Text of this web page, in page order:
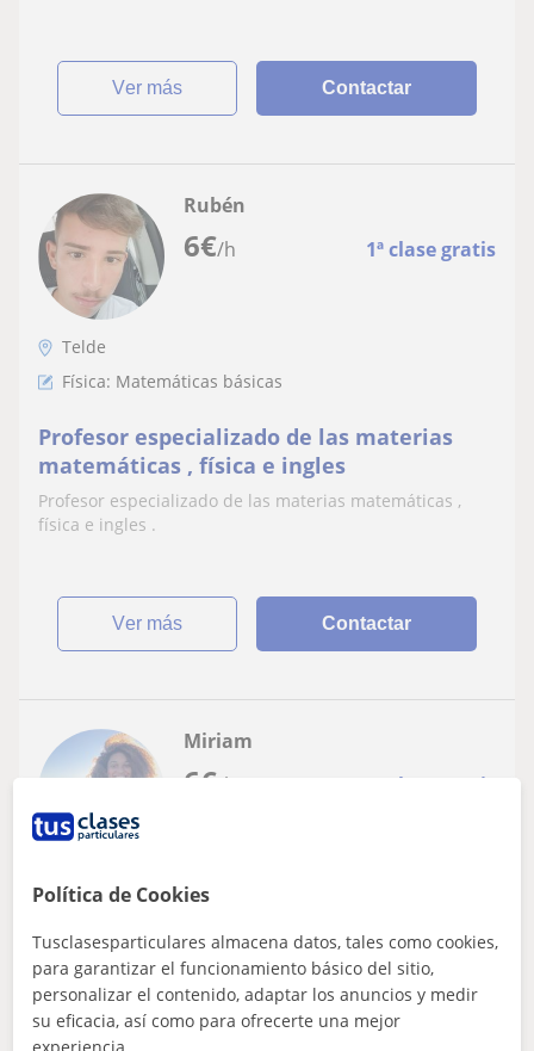
ver más Contactar
6€/h 1ª clase gratis
Rubén
Telde
Física: Matemáticas básicas
Profesor especializado de las materias
matemáticas , física e ingles
Profesor especializado de las materias matemáticas ,
física e ingles .
ver más Contactar
6€ /h 1ª clase gratis
Miriam
Las Palmas De Gran Canaria, A...
Estudiante de ingeniería de química,
imparte clases de química, física y
matemáticas de niveles ESO y
Las clases que imparto suelen ser tanto de recuperación
Política de Cookies
Tusclasesparticulares almacena datos, tales como cookies,
para garantizar el funcionamiento básico del sitio,
personalizar el contenido, adaptar los anuncios y medir
su eficacia, así como para ofrecerte una mejor
experiencia.